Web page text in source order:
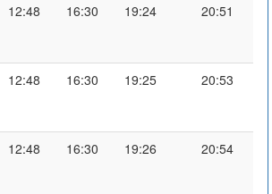
12:48 16:30 19:24 20:51
12:48 16:30 19:25 20:53
12:48 16:30 19:26 20:54